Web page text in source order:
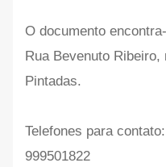
O documento
Rua Bevenuto Ribeiro,
Pintadas.
Telefones para
999501822